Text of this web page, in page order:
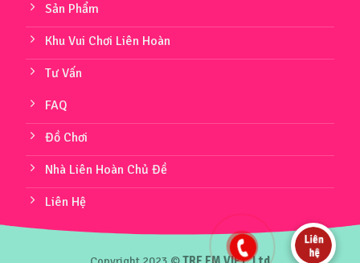
Sản Phẩm
Khu Vui Chơi Liên Hoàn
Tư Vấn
FAQ
Đồ Chơi
Nhà Liên Hoàn Chủ Đề
Liên Hệ